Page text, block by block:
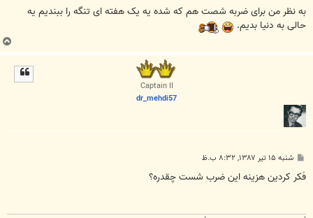
ت
به نظر من برای ضربه شصت هم که شده یه یک هفته ای تنگه را ببندیم یه
حالی به دنیا بدیم.
ب
ا
Captain II
dr_mehdi57
پ
ت
شنبه ۱۵ تیر ۱۳۸۷, ۸:۳۲ ب.ظ
فکر کردين هزينه اين ضرب شست چقدره؟